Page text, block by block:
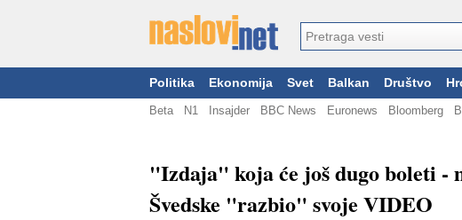
Politika Ekonomija Svet Balkan Društvo
Beta N1 Insajder BBC News Euronews Bloomberg
"Izdaja" koja će još dugo boleti -
Švedske "razbio" svoje VIDEO